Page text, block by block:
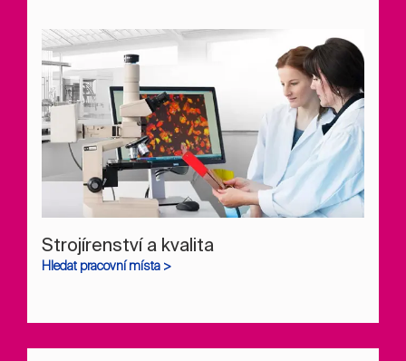
Strojírenství a kvalita
Hledat pracovní místa >